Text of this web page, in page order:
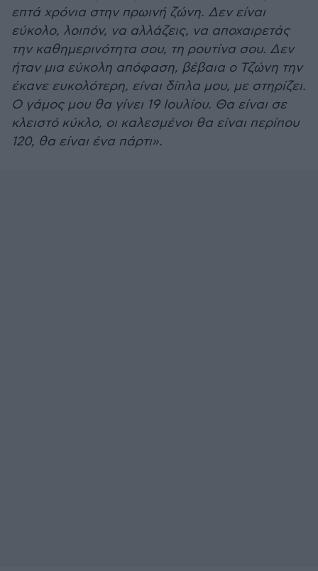
επτά χρόνια στην πρωινή ζώνη. Δεν είναι
εύκολο, λοιπόν, να αλλάζεις, να αποχαιρετάς
την καθημερινότητα σου, τη ρουτίνα σου. Δεν
ήταν μια εύκολη απόφαση, βέβαια ο Τζώνη την
έκανε ευκολότερη, είναι δίπλα μου, με στηρίζει.
Ο γάμος μου θα γίνει 19 Ιουλίου. Θα είναι σε
κλειστό κύκλο, οι καλεσμένοι θα είναι περίπου
120, θα είναι ένα πάρτι».